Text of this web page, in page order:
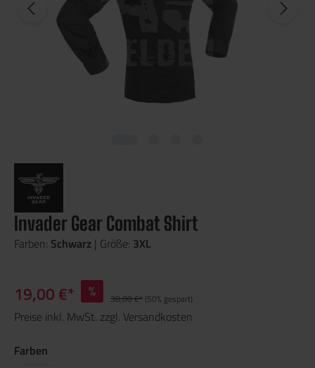
Invader Gear Combat Shirt
Farben: Schwarz | Größe: 3XL
19,00 €* % 38,00 €* (50% gespart)
Preise inkl. MwSt. zzgl. Versandkosten
Farben